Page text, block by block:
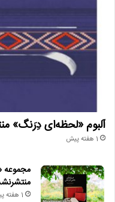
آلبوم «لحظه‌ای دِرَنگ»
1 هفته پیش
مجموعه
1 هفته پیش